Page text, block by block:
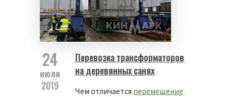
24
июля
2019
Перевозка трансформаторов
на деревянных санях
Чем отличается перемещение